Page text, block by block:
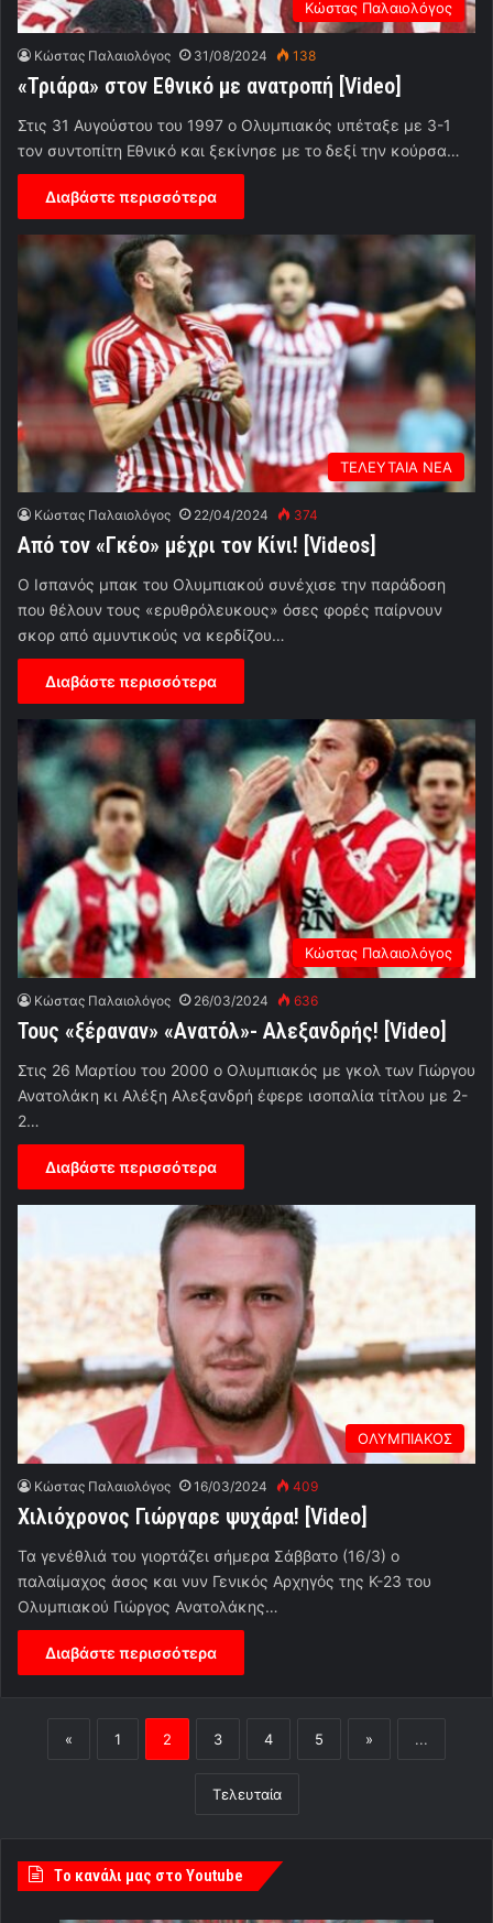
Κώστας Παλαιολόγος
Κώστας Παλαιολόγος 31/08/2024 138
«Τριάρα» στον Εθνικό με ανατροπή [Video]
Στις 31 Αυγούστου του 1997 ο Ολυμπιακός υπέταξε με 3-1
τον συντοπίτη Εθνικό και ξεκίνησε με το δεξί την κούρσα…
Διαβάστε περισσότερα
ΤΕΛΕΥΤΑΙΑ ΝΕΑ
Κώστας Παλαιολόγος 22/04/2024 374
Από τον «Γκέο» μέχρι τον Κίνι! [Videos]
Ο Ισπανός μπακ του Ολυμπιακού συνέχισε την παράδοση
που θέλουν τους «ερυθρόλευκους» όσες φορές παίρνουν
σκορ από αμυντικούς να κερδίζου…
Διαβάστε περισσότερα
Κώστας Παλαιολόγος
Κώστας Παλαιολόγος 26/03/2024 636
Τους «ξέραναν» «Ανατόλ»- Αλεξανδρής! [Video]
Στις 26 Μαρτίου του 2000 ο Ολυμπιακός με γκολ των Γιώργου
Ανατολάκη κι Αλέξη Αλεξανδρή έφερε ισοπαλία τίτλου με 2-
2…
Διαβάστε περισσότερα
ΟΛΥΜΠΙΑΚΟΣ
Κώστας Παλαιολόγος 16/03/2024 409
Χιλιόχρονος Γιώργαρε ψυχάρα! [Video]
Τα γενέθλιά του γιορτάζει σήμερα Σάββατο (16/3) ο
παλαίμαχος άσος και νυν Γενικός Αρχηγός της Κ-23 του
Ολυμπιακού Γιώργος Ανατολάκης…
Διαβάστε περισσότερα
« 1 2 3 4 5 » ...
Τελευταία
Tο κανάλι μας στο Youtube